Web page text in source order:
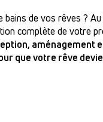
de vos rêves ?
complète de votre
aménagement
que votre rêve